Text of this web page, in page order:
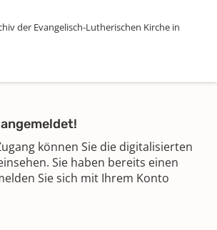
der Evangelisch-Lutherischen Kirche in
können Sie die digitalisierten
Sie haben bereits einen
Sie sich mit Ihrem Konto